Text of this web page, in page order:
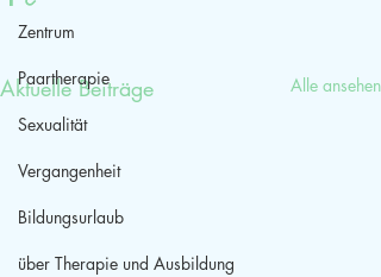
Zentrum
Paartherapie
Sexualität
Vergangenheit
Bildungsurlaub
über Therapie und Ausbildung
Aktuelle Beiträge Alle ansehen